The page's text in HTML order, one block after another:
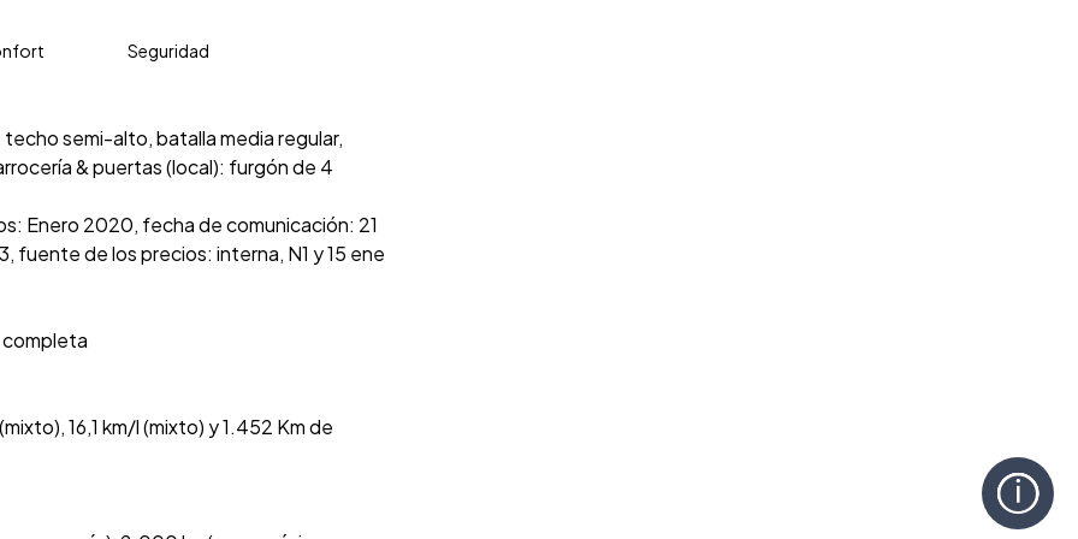
semi-alto, batalla media regular,
& puertas (local): furgón de 4
Enero 2020, fecha de comunicación: 21
de los precios: interna, N1 y 15 ene
16,1 km/l (mixto) y 1.452 Km de
Seguridad